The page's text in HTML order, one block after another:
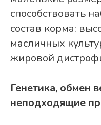
способствовать
состав корма:
масличных
жировой
Генетика, обмен
неподходящие